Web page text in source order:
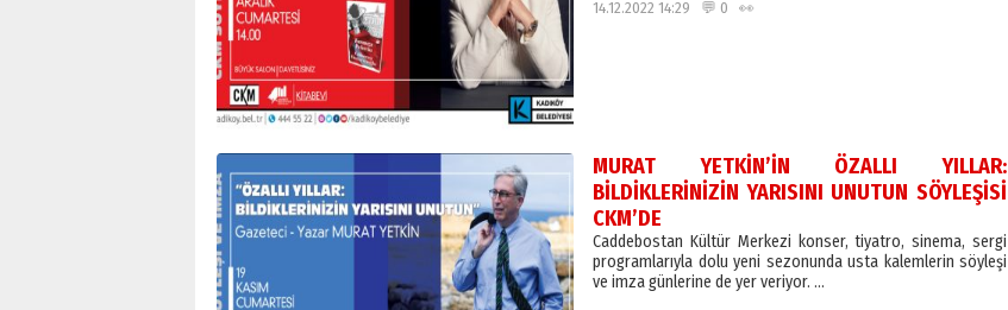
14.12.2022 14:29 💬 0 👀
MURAT YETKİN’İN ÖZALLI YILLAR:
BİLDİKLERİNİZİN YARISINI UNUTUN SÖYLEŞİSİ
CKM’DE
Caddebostan Kültür Merkezi konser, tiyatro, sinema, sergi
programlarıyla dolu yeni sezonunda usta kalemlerin söyleşi
ve imza günlerine de yer veriyor. …